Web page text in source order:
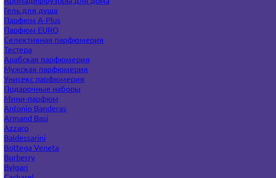
Гель для душа
Парфюм A-Plus
Парфюм EURO
Селективная парфюмерия
Тестера
Арабская парфюмерия
Мужская парфюмерия
Унисекс парфюмерия
Подарочные наборы
Мини-парфюм
Antonio Banderas
Armand Basi
Azzaro
Baldessarini
Bottega Veneta
Burberry
Bvlgari